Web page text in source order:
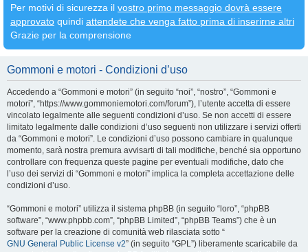
Per motivi di sicurezza il vostro primo messaggio dovrà essere
approvato quindi attendete che venga fatto prima di inserirne altri
Grazie per la comprensione
Gommoni e motori - Condizioni d’uso
Accedendo a “Gommoni e motori” (in seguito “noi”, “nostro”, “Gommoni e
motori”, “https://www.gommoniemotori.com/forum”), l’utente accetta di essere
vincolato legalmente alle seguenti condizioni d’uso. Se non accetti di essere
limitato legalmente dalle condizioni d’uso seguenti non utilizzare i servizi offerti
da “Gommoni e motori”. Le condizioni d’uso possono cambiare in qualunque
momento, sarà nostra premura avvisarti di tali modifiche, benché sia opportuno
controllare con frequenza queste pagine per eventuali modifiche, dato che
l’uso dei servizi di “Gommoni e motori” implica la completa accettazione delle
condizioni d’uso.
“Gommoni e motori” utilizza il sistema phpBB (in seguito “loro”, “phpBB
software”, “www.phpbb.com”, “phpBB Limited”, “phpBB Teams”) che è un
software per la creazione di comunità web rilasciata sotto “
GNU General Public License v2” (in seguito “GPL”) liberamente scaricabile da